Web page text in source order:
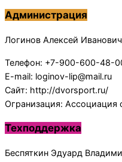
Администрация
Логинов Алексей Иванович
Телефон: +7-900-600-48-
E-mail: loginov-lip@mail.ru
Сайт: http://dvorsport.ru/
Огранизация: Ассоциация
Техподдержка
Беспяткин Эдуард